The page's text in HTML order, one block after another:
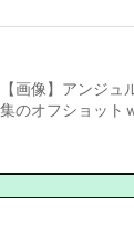
【画像】アンジ
集のオフショット